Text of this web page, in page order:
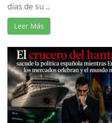
días de su ...
Leer Más